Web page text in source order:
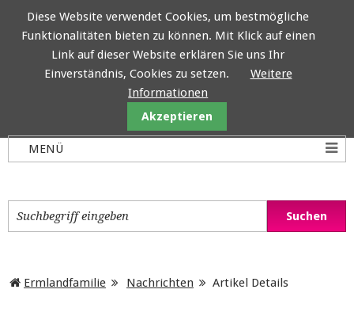
Ermlandfamilie Nachrichten Artikel Details
Diese Website verwendet Cookies, um bestmögliche
Funktionalitäten bieten zu können. Mit Klick auf einen
Link auf dieser Website erklären Sie uns Ihr
Einverständnis, Cookies zu setzen.
Weitere
Informationen
Akzeptieren